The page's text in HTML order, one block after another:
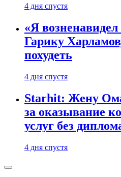
4 дня спустя
«Я
Гарику
похудеть
4 дня спустя
Starhit: Жену
за оказывание
услуг без
4 дня спустя